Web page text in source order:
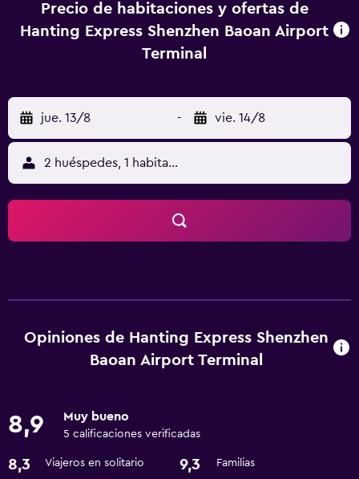
Precio de habitaciones y ofertas de
Hanting Express Shenzhen Baoan Airport
Terminal
jue. 13/8 - vie. 14/8
2 huéspedes, 1 habitación
Opiniones de Hanting Express Shenzhen
Baoan Airport Terminal
8,9 Muy bueno
5 calificaciones verificadas
8,3 Viajeros en solitario 9,3 Familias